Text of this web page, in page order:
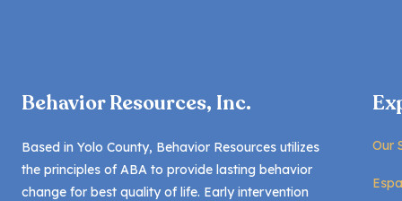
Permita que el cepillo de
Permitir cepillado 5
Permitir cepillado 10
Continúe trabajando hasta
Behavior Resources, Inc.
Based in Yolo County, Behavior Resources utilizes
the principles of ABA to provide lasting behavior
change for best quality of life. Early intervention
Our